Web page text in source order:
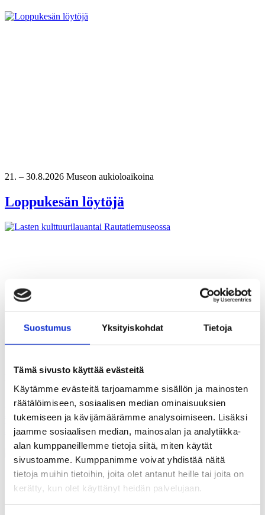
Suostumus Yksityiskohdat Tietoja
Tämä sivusto käyttää evästeitä
Käytämme evästeitä tarjoamamme sisällön ja mainosten
räätälöimiseen, sosiaalisen median ominaisuuksien
tukemiseen ja kävijämäärämme analysoimiseen. Lisäksi
jaamme sosiaalisen median, mainosalan ja analytiikka-
alan kumppaneillemme tietoja siitä, miten käytät
sivustoamme. Kumppanimme voivat yhdistää näitä
tietoja muihin tietoihin, joita olet antanut heille tai joita on
kerätty, kun olet käyttänyt heidän palvelujaan.
21. – 30.8.2026 Museon aukioloaikoina
Loppukesän löytöjä
Kuva: Sanna Laakso, Suomen Rautatiemuseo.
19.9.202610-18
Lasten kulttuurilauantai
Rautatiemuseossa